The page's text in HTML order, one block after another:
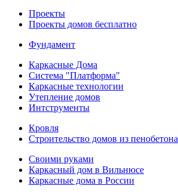
Проекты
Проекты домов бесплатно
Фундамент
Каркасные Дома
Система "Платформа"
Каркасные технологии
Утепление домов
Интструменты
Кровля
Строительство домов из пенобетона
Своими руками
Каркасный дом в Вильнюсе
Каркасные дома в России